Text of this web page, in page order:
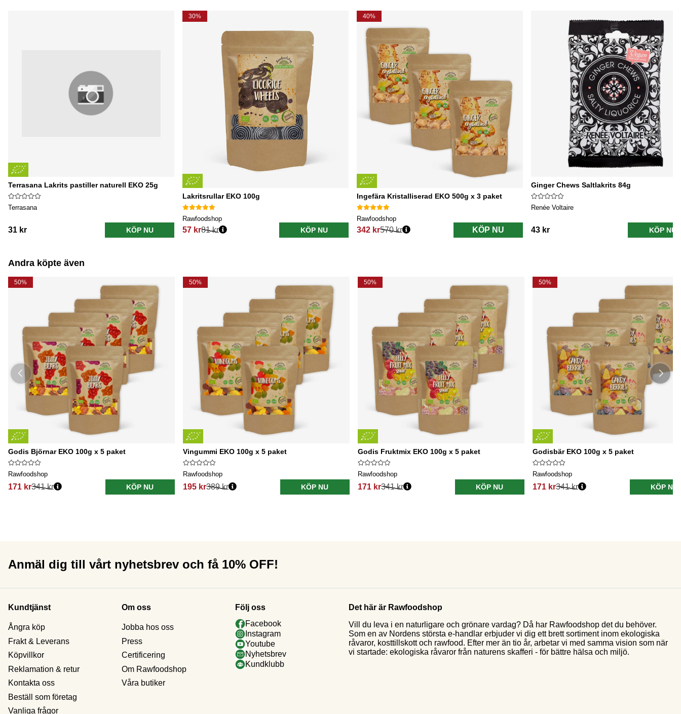
Terrasana Lakrits pastiller naturell EKO 25g
Terrasana
31 kr KÖP NU
30%
Lakritsrullar EKO 100g
Rawfoodshop
57 kr
Ordinarie pris:
81 kr KÖP NU
40%
Ingefära Kristalliserad EKO 500g x 3 paket
Rawfoodshop
342 kr
Ordinarie pris:
570 kr KÖP NU
Ginger Chews Saltlakrits 84g
Renée Voltaire
43 kr KÖP NU
Andra köpte även
50%
Godis Björnar EKO 100g x 5 paket
Rawfoodshop
171 kr341 kr KÖP NU
50%
Vingummi EKO 100g x 5 paket
Rawfoodshop
195 kr389 kr KÖP NU
50%
Godis Fruktmix EKO 100g x 5 paket
Rawfoodshop
171 kr341 kr KÖP NU
50%
Godisbär EKO 100g x 5 paket
Rawfoodshop
171 kr341 kr KÖP NU
Anmäl dig till vårt nyhetsbrev och få 10% OFF!
Kundtjänst
Ångra köp
Frakt & Leverans
Köpvillkor
Reklamation & retur
Kontakta oss
Beställ som företag
Vanliga frågor
Om oss
Jobba hos oss
Press
Certificering
Om Rawfoodshop
Våra butiker
Följ oss
Facebook
Instagram
Youtube
Nyhetsbrev
Kundklubb
Det här är Rawfoodshop
Vill du leva i en naturligare och grönare vardag? Då har Rawfoodshop det du behöver.
Som en av Nordens största e-handlar erbjuder vi dig ett brett sortiment inom ekologiska
råvaror, kosttillskott och rawfood. Efter mer än tio år, arbetar vi med samma vision som när
vi startade: ekologiska råvaror från naturens skafferi - för bättre hälsa och miljö.